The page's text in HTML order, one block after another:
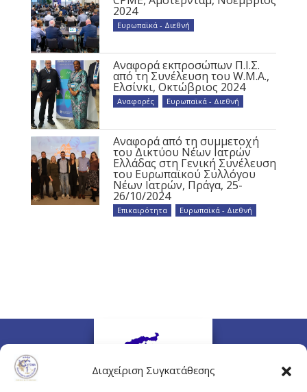
Διαχείριση Συγκατάθεσης
2024
Ευρωπαϊκά - Διεθνή
Αναφορά εκπροσώπων Π.Ι.Σ.
από τη Συνέλευση του W.M.A.,
Ελσίνκι, Οκτώβριος 2024
Αναφορές Ευρωπαϊκά - Διεθνή
Αναφορά από τη συμμετοχή
του Δικτύου Νέων Ιατρών
Ελλάδας στη Γενική Συνέλευση
του Ευρωπαϊκού Συλλόγου
Νέων Ιατρών, Πράγα, 25-
26/10/2024
Επικαιρότητα Ευρωπαϊκά - Διεθνή